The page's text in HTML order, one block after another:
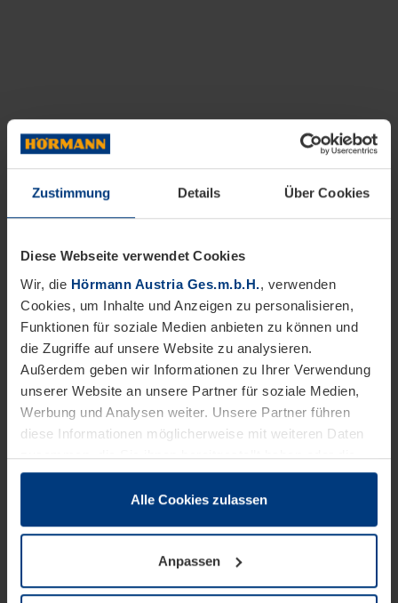
Zustimmung Details Über Cookies
Diese Webseite verwendet Cookies
Wir, die Hörmann Austria Ges.m.b.H., verwenden
Cookies, um Inhalte und Anzeigen zu personalisieren,
Funktionen für soziale Medien anbieten zu können und
die Zugriffe auf unsere Website zu analysieren.
Außerdem geben wir Informationen zu Ihrer Verwendung
unserer Website an unsere Partner für soziale Medien,
Werbung und Analysen weiter. Unsere Partner führen
diese Informationen möglicherweise mit weiteren Daten
zusammen, die Sie ihnen bereitgestellt haben oder die
sie im Rahmen Ihrer Nutzung der Dienste gesammelt
wenn diese für den Betrieb dieser Seite unbedingt
notwendig sind. Für alle anderen Cookie-Typen benötigen
wir Ihre Erlaubnis. Ihre Einwilligung können Sie jederzeit
Alle Cookies zulassen
Anpassen